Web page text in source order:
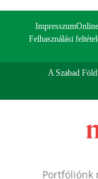
Impresszum
Felhasználási
A Szabad
Portfóliónk